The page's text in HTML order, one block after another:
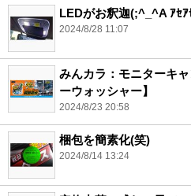
LEDがお釈迦(;^_^A ｱｾｱ
2024/8/28 11:07
みんカラ：モニターキ
ーウォッシャー】
2024/8/23 20:58
梱包を簡素化(笑)
2024/8/14 13:24